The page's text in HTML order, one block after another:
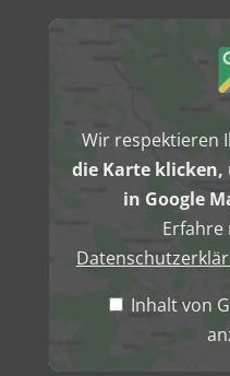
Inhalt
Wir respektieren
die Karte
in Google
Inhalt von